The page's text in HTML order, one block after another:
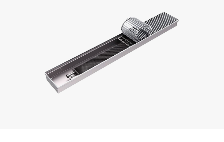
Пн-Пт, 9:00—18:00